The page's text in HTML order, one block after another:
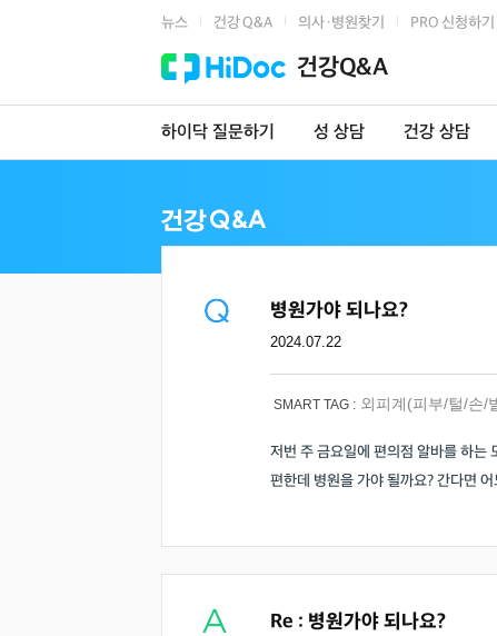
뉴스 건강 Q&A 의사·병원찾기 PRO 신청하기
건강Q&A
하이닥 질문하기 성 상담 건강 상담
병원가야 되나요?
2024.07.22
SMART TAG : 외피계(피부/털/손/
저번 주 금요일에 편의점 알바를 하는
편한데 병원을 가야 될까요? 간다면
Re : 병원가야 되나요?